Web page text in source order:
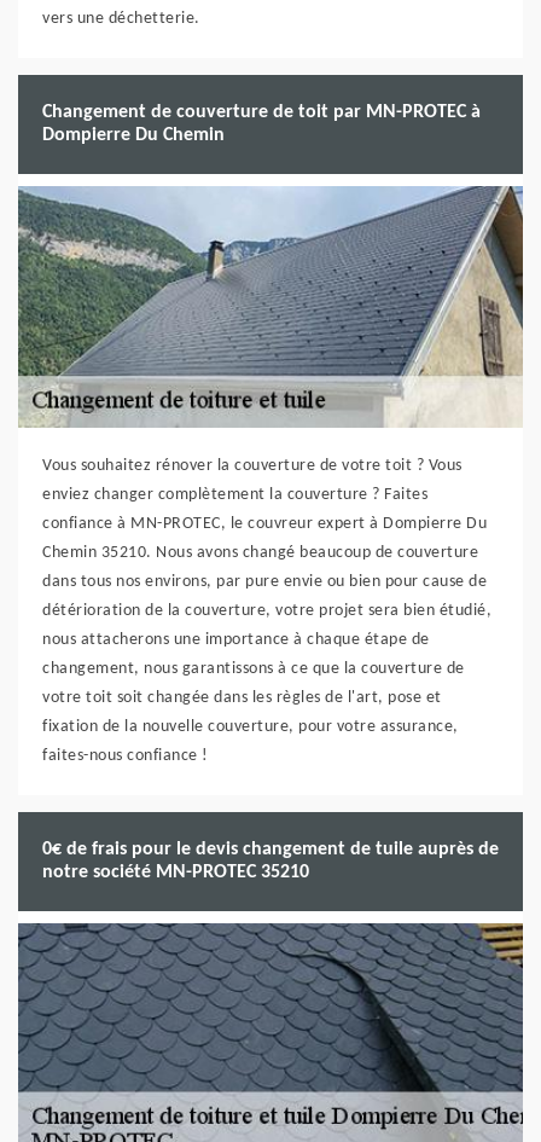
vers une déchetterie.
Changement de couverture de toit par MN-PROTEC à
Dompierre Du Chemin
Vous souhaitez rénover la couverture de votre toit ? Vous
enviez changer complètement la couverture ? Faites
confiance à MN-PROTEC, le couvreur expert à Dompierre Du
Chemin 35210. Nous avons changé beaucoup de couverture
dans tous nos environs, par pure envie ou bien pour cause de
détérioration de la couverture, votre projet sera bien étudié,
nous attacherons une importance à chaque étape de
changement, nous garantissons à ce que la couverture de
votre toit soit changée dans les règles de l'art, pose et
fixation de la nouvelle couverture, pour votre assurance,
faites-nous confiance !
0€ de frais pour le devis changement de tuile auprès de
notre société MN-PROTEC 35210